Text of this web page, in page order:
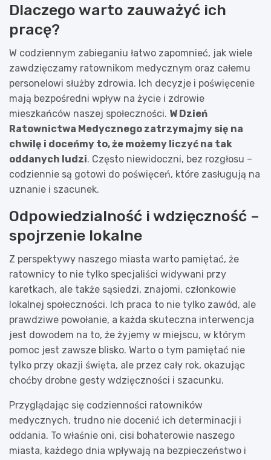
Dlaczego warto zauważyć ich
pracę?
W codziennym zabieganiu łatwo zapomnieć, jak wiele
zawdzięczamy ratownikom medycznym oraz całemu
personelowi służby zdrowia. Ich decyzje i poświęcenie
mają bezpośredni wpływ na życie i zdrowie
mieszkańców naszej społeczności. W Dzień
Ratownictwa Medycznego zatrzymajmy się na
chwilę i doceńmy to, że możemy liczyć na tak
oddanych ludzi. Często niewidoczni, bez rozgłosu –
codziennie są gotowi do poświęceń, które zasługują na
uznanie i szacunek.
Odpowiedzialność i wdzięczność –
spojrzenie lokalne
Z perspektywy naszego miasta warto pamiętać, że
ratownicy to nie tylko specjaliści widywani przy
karetkach, ale także sąsiedzi, znajomi, członkowie
lokalnej społeczności. Ich praca to nie tylko zawód, ale
prawdziwe powołanie, a każda skuteczna interwencja
jest dowodem na to, że żyjemy w miejscu, w którym
pomoc jest zawsze blisko. Warto o tym pamiętać nie
tylko przy okazji święta, ale przez cały rok, okazując
choćby drobne gesty wdzięczności i szacunku.
Przyglądając się codzienności ratowników
medycznych, trudno nie docenić ich determinacji i
oddania. To właśnie oni, cisi bohaterowie naszego
miasta, każdego dnia wpływają na bezpieczeństwo i